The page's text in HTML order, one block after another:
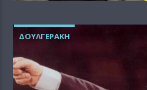
ΔΟΥΛΓΕΡΆΚΗ